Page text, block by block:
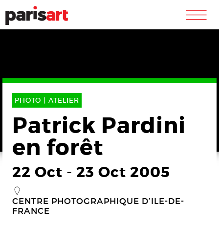
m
PHOTO | ATELIER
Patrick Pardini
en forêt
22 Oct - 23 Oct 2005
_
CENTRE PHOTOGRAPHIQUE D’ILE-DE-
FRANCE